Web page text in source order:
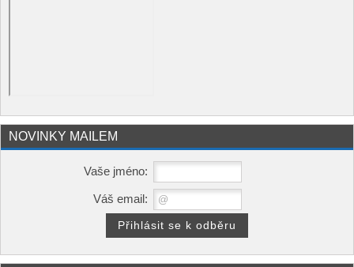
NOVINKY MAILEM
Vaše jméno:
Váš email: